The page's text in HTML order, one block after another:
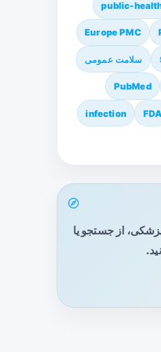
public-
Europe PMC
سلامت عمومی
PubMed
FDA
infection
از جستجو یا